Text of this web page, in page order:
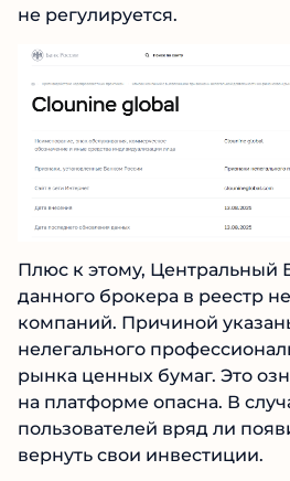
деятельность не
Плюс к этому, Центральный
данного брокера в реестр
компаний. Причиной
нелегального
рынка ценных бумаг. Это
торговля на платформе
проблем у пользователей
возможность вернуть свои